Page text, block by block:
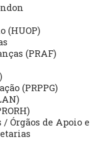
(HUOP)
(PRAF)
(PRPPG)
Órgãos de Apoio e
e Prática de Ensino